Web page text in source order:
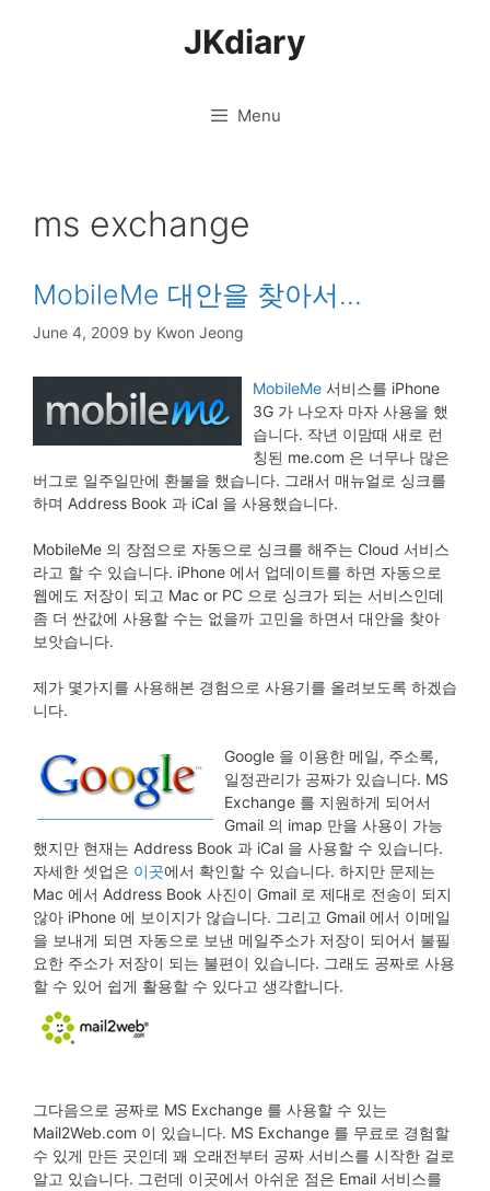
JKdiary
Menu
ms exchange
MobileMe 대안을 찾아서…
June 4, 2009 by Kwon Jeong
MobileMe 서비스를 iPhone
3G 가 나오자 마자 사용을 했
습니다. 작년 이맘때 새로 런
칭된 me.com 은 너무나 많은
버그로 일주일만에 환불을 했습니다. 그래서 매뉴얼로 싱크를
하며 Address Book 과 iCal 을 사용했습니다.
MobileMe 의 장점으로 자동으로 싱크를 해주는 Cloud 서비스
라고 할 수 있습니다. iPhone 에서 업데이트를 하면 자동으로
웹에도 저장이 되고 Mac or PC 으로 싱크가 되는 서비스인데
좀 더 싼값에 사용할 수는 없을까 고민을 하면서 대안을 찾아
보앗습니다.
제가 몇가지를 사용해본 경험으로 사용기를 올려보도록 하겠습
니다.
Google 을 이용한 메일, 주소록,
일정관리가 공짜가 있습니다. MS
Exchange 를 지원하게 되어서
Gmail 의 imap 만을 사용이 가능
했지만 현재는 Address Book 과 iCal 을 사용할 수 있습니다.
자세한 셋업은 이곳에서 확인할 수 있습니다. 하지만 문제는
Mac 에서 Address Book 사진이 Gmail 로 제대로 전송이 되지
않아 iPhone 에 보이지가 않습니다. 그리고 Gmail 에서 이메일
을 보내게 되면 자동으로 보낸 메일주소가 저장이 되어서 불필
요한 주소가 저장이 되는 불편이 있습니다. 그래도 공짜로 사용
할 수 있어 쉽게 활용할 수 있다고 생각합니다.
그다음으로 공짜로 MS Exchange 를 사용할 수 있는
Mail2Web.com 이 있습니다. MS Exchange 를 무료로 경험할
수 있게 만든 곳인데 꽤 오래전부터 공짜 서비스를 시작한 걸로
알고 있습니다. 그런데 이곳에서 아쉬운 점은 Email 서비스를